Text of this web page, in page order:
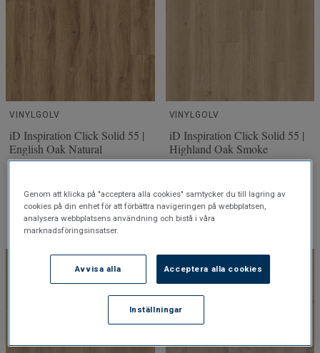
VINYLGOLV
iD Inspiration Click Solid 55 |
English Oak Natural
489 SEK/m²
Köp
VINYLGOLV
iD Inspiration Click Solid 55 |
Highland Oak Smoke
489 SEK/m²
Köp
Genom att klicka på "acceptera alla cookies" samtycker du till lagring av
cookies på din enhet för att förbättra navigeringen på webbplatsen,
analysera webbplatsens användning och bistå i våra
marknadsföringsinsatser.
Avvisa alla Acceptera alla cookies
Inställningar